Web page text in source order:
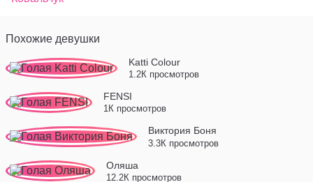
Похожие девушки
Katti Colour
1.2К просмотров
FENSI
1К просмотров
Виктория Боня
3.3К просмотров
Оляша
12.2К просмотров